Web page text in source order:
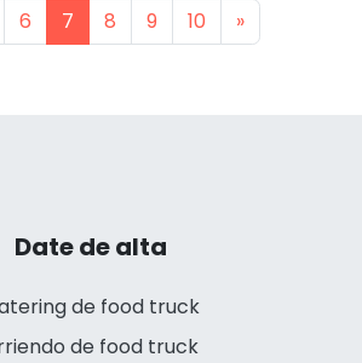
6 7 8 9 10 »Next
Date de alta
de food truck
de food truck